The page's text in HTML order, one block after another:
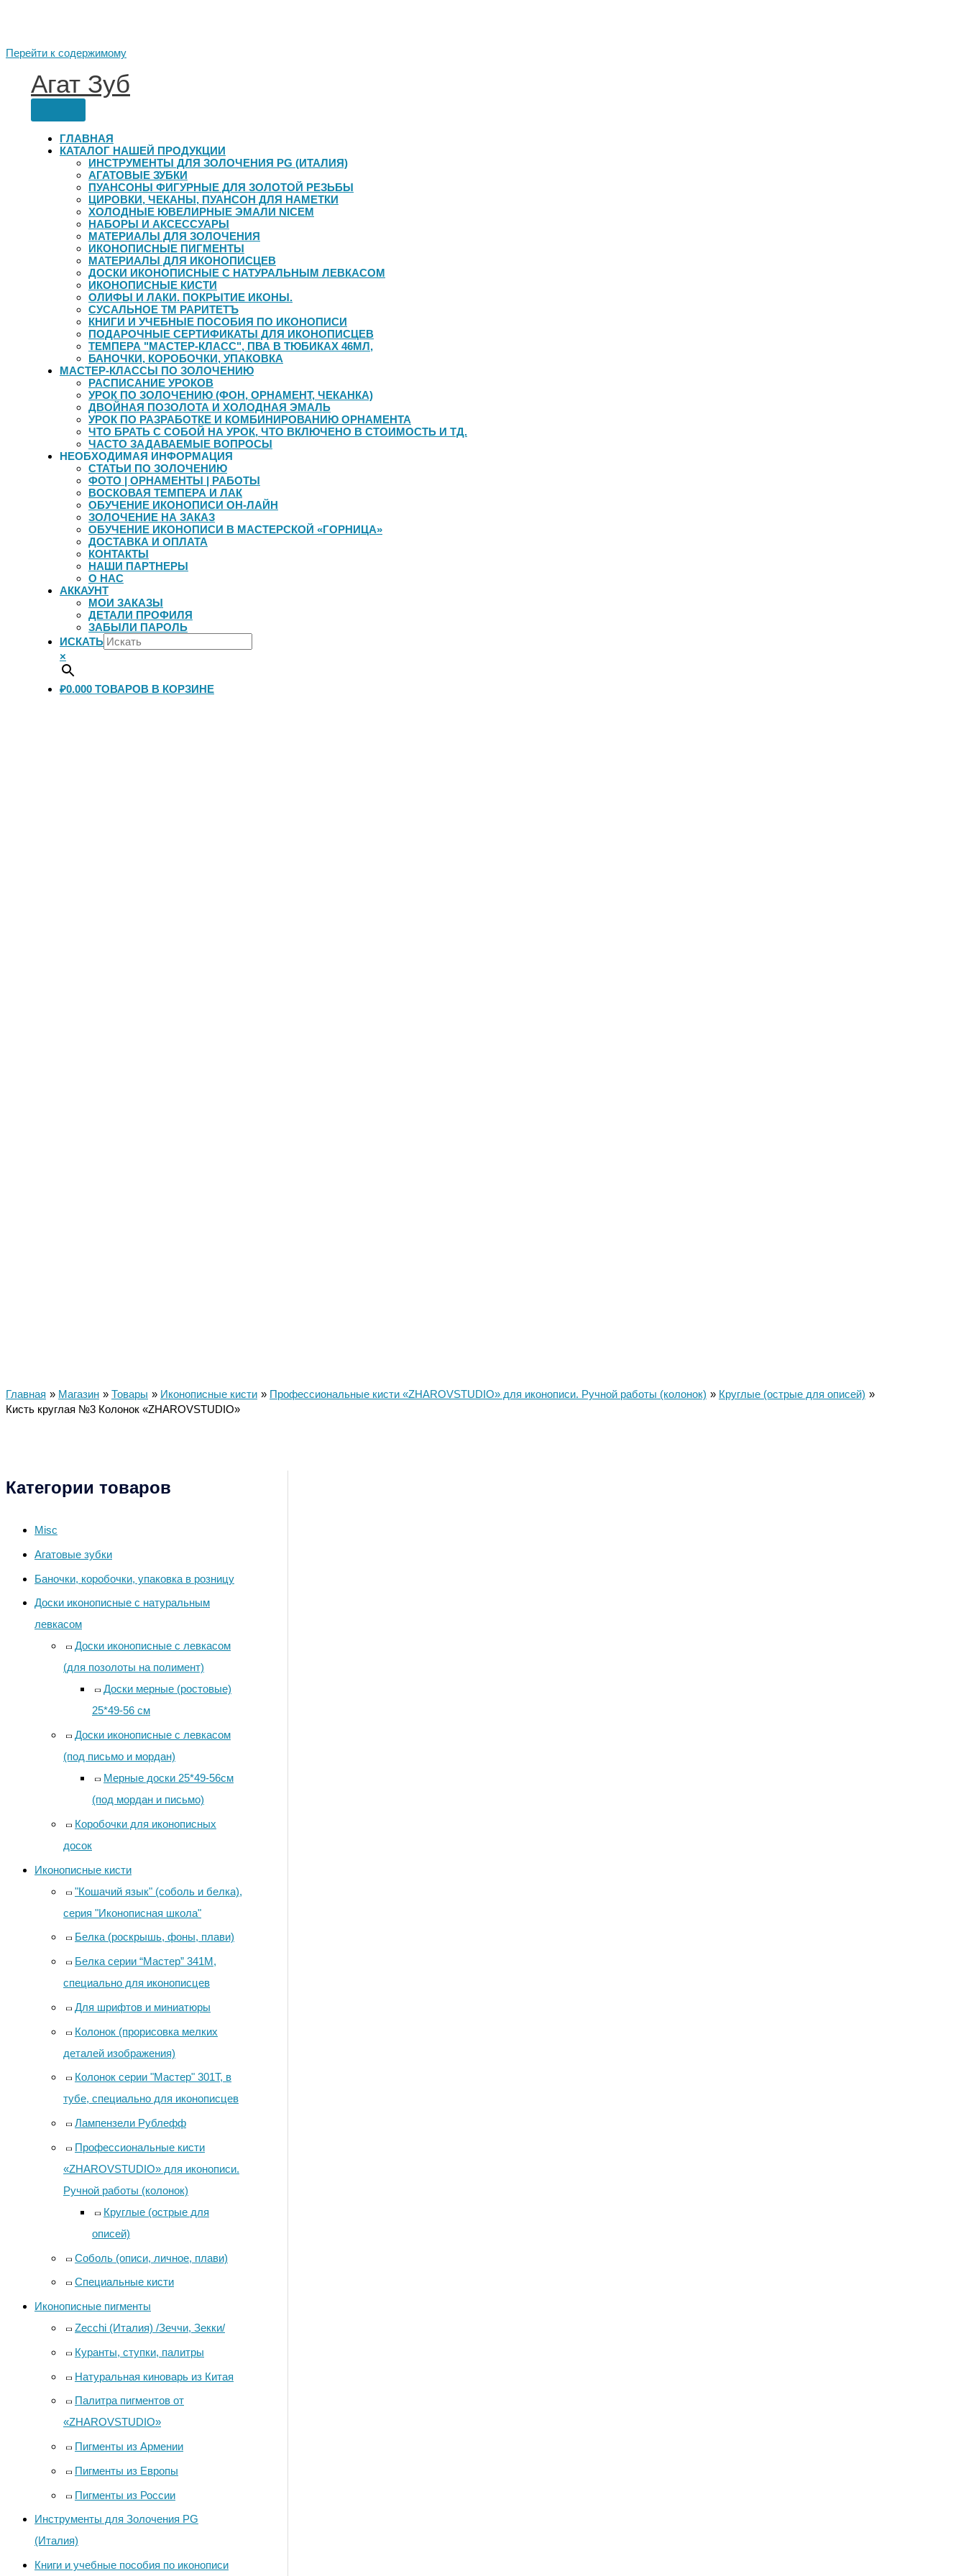
Перейти к содержимому
Агат Зуб
ГЛАВНАЯ
КАТАЛОГ НАШЕЙ ПРОДУКЦИИ
ИНСТРУМЕНТЫ ДЛЯ ЗОЛОЧЕНИЯ PG (ИТАЛИЯ)
АГАТОВЫЕ ЗУБКИ
ПУАНСОНЫ ФИГУРНЫЕ ДЛЯ ЗОЛОТОЙ РЕЗЬБЫ
ЦИРОВКИ, ЧЕКАНЫ, ПУАНСОН ДЛЯ НАМЕТКИ
ХОЛОДНЫЕ ЮВЕЛИРНЫЕ ЭМАЛИ NICEM
НАБОРЫ И АКСЕССУАРЫ
МАТЕРИАЛЫ ДЛЯ ЗОЛОЧЕНИЯ
ИКОНОПИСНЫЕ ПИГМЕНТЫ
МАТЕРИАЛЫ ДЛЯ ИКОНОПИСЦЕВ
ДОСКИ ИКОНОПИСНЫЕ С НАТУРАЛЬНЫМ ЛЕВКАСОМ
ИКОНОПИСНЫЕ КИСТИ
ОЛИФЫ И ЛАКИ. ПОКРЫТИЕ ИКОНЫ.
СУСАЛЬНОЕ ТМ РАРИТЕТЪ
КНИГИ И УЧЕБНЫЕ ПОСОБИЯ ПО ИКОНОПИСИ
ПОДАРОЧНЫЕ СЕРТИФИКАТЫ ДЛЯ ИКОНОПИСЦЕВ
ТЕМПЕРА "МАСТЕР-КЛАСС", ПВА В ТЮБИКАХ 46МЛ,
БАНОЧКИ, КОРОБОЧКИ, УПАКОВКА
МАСТЕР-КЛАССЫ ПО ЗОЛОЧЕНИЮ
РАСПИСАНИЕ УРОКОВ
УРОК ПО ЗОЛОЧЕНИЮ (ФОН, ОРНАМЕНТ, ЧЕКАНКА)
ДВОЙНАЯ ПОЗОЛОТА И ХОЛОДНАЯ ЭМАЛЬ
УРОК ПО РАЗРАБОТКЕ И КОМБИНИРОВАНИЮ ОРНАМЕНТА
ЧТО БРАТЬ С СОБОЙ НА УРОК, ЧТО ВКЛЮЧЕНО В СТОИМОСТЬ И ТД.
ЧАСТО ЗАДАВАЕМЫЕ ВОПРОСЫ
НЕОБХОДИМАЯ ИНФОРМАЦИЯ
СТАТЬИ ПО ЗОЛОЧЕНИЮ
ФОТО | ОРНАМЕНТЫ | РАБОТЫ
ВОСКОВАЯ ТЕМПЕРА И ЛАК
ОБУЧЕНИЕ ИКОНОПИСИ ОН-ЛАЙН
ЗОЛОЧЕНИЕ НА ЗАКАЗ
ОБУЧЕНИЕ ИКОНОПИСИ В МАСТЕРСКОЙ «ГОРНИЦА»
ДОСТАВКА И ОПЛАТА
КОНТАКТЫ
НАШИ ПАРТНЕРЫ
О НАС
АККАУНТ
МОИ ЗАКАЗЫ
ДЕТАЛИ ПРОФИЛЯ
ЗАБЫЛИ ПАРОЛЬ
ИСКАТЬ
×
₽0.000 ТОВАРОВ В КОРЗИНЕ
Главная Магазин Товары Иконописные кисти Профессиональные кисти «ZHAROVSTUDIO» для иконописи. Ручной работы (колонок)
Круглые (острые для описей)
Кисть круглая №3 Колонок «ZHAROVSTUDIO»
Категории товаров
Misc
Агатовые зубки
Баночки, коробочки, упаковка в розницу
Доски иконописные с натуральным
левкасом
Доски иконописные с левкасом
(для позолоты на полимент)
Доски мерные (ростовые)
25*49-56 см
Доски иконописные с левкасом
(под письмо и мордан)
Мерные доски 25*49-56см
(под мордан и письмо)
Коробочки для иконописных
досок
Иконописные кисти
"Кошачий язык" (соболь и белка),
серия "Иконописная школа"
Белка (роскрышь, фоны, плави)
Белка серии “Мастер” 341М,
специально для иконописцев
Для шрифтов и миниатюры
Колонок (прорисовка мелких
деталей изображения)
Колонок серии "Мастер" 301Т, в
тубе, специально для иконописцев
Лампензели Рублефф
Профессиональные кисти
«ZHAROVSTUDIO» для иконописи.
Ручной работы (колонок)
Круглые (острые для
описей)
Соболь (описи, личное, плави)
Специальные кисти
Иконописные пигменты
Zecchi (Италия) /Зеччи, Зекки/
Куранты, ступки, палитры
Натуральная киноварь из Китая
Палитра пигментов от
«ZHAROVSTUDIO»
Пигменты из Армении
Пигменты из Европы
Пигменты из России
Инструменты для Золочения PG
(Италия)
Книги и учебные пособия по иконописи